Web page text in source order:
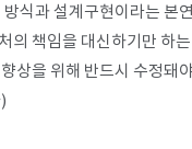
방식과 설계구현이라는 본
의 책임을 대신하기만 하
상을 위해 반드시 수정돼